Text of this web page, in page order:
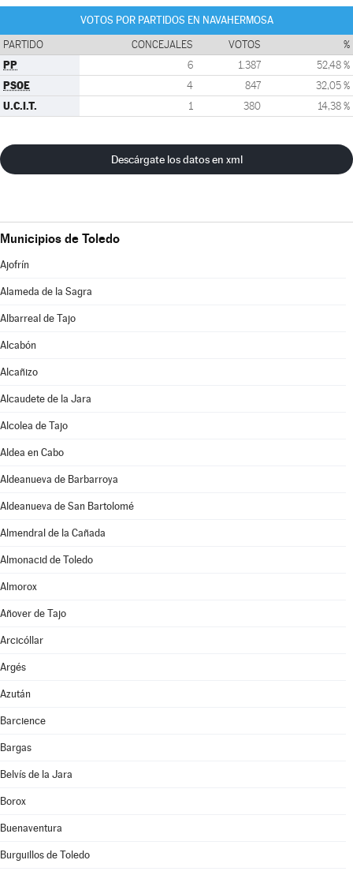
VOTOS POR PARTIDOS EN NAVAHERMOSA
PARTIDO CONCEJALES VOTOS %
PP 6 1.387 52,48 %
PSOE 4 847 32,05 %
U.C.I.T. 1 380 14,38 %
Descárgate los datos en xml
Municipios de Toledo
Ajofrín
Alameda de la Sagra
Albarreal de Tajo
Alcabón
Alcañizo
Alcaudete de la Jara
Alcolea de Tajo
Aldea en Cabo
Aldeanueva de Barbarroya
Aldeanueva de San Bartolomé
Almendral de la Cañada
Almonacid de Toledo
Almorox
Añover de Tajo
Arcicóllar
Argés
Azután
Barcience
Bargas
Belvís de la Jara
Borox
Buenaventura
Burguillos de Toledo